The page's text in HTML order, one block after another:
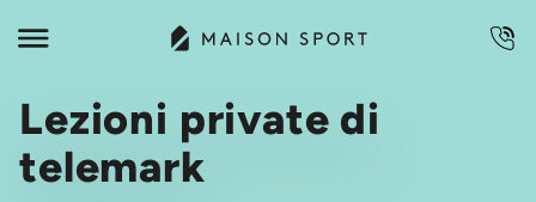
Lezioni private di
telemark